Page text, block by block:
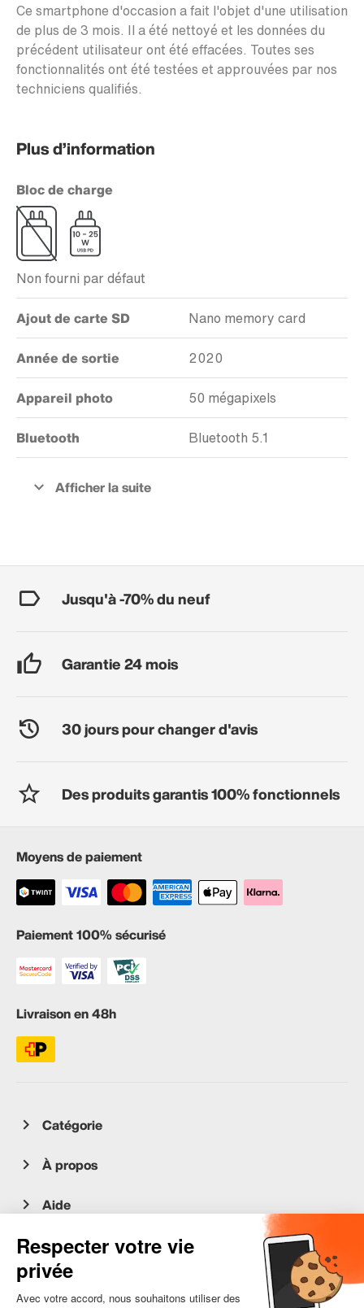
Ce smartphone d'occasion a fait l'objet d'une utilisation
de plus de 3 mois. Il a été nettoyé et les données du
précédent utilisateur ont été effacées. Toutes ses
fonctionnalités ont été testées et approuvées par nos
techniciens qualifiés.
Plus d’information
Bloc de charge
Non fourni par défaut
Ajout de carte SD Nano memory card
Année de sortie 2020
Appareil photo 50 mégapixels
Bluetooth Bluetooth 5.1
Jusqu'à -70% du neuf
Garantie 24 mois
30 jours pour changer d'avis
Des produits garantis 100% fonctionnels
Moyens de paiement
Paiement 100% sécurisé
Livraison en 48h
Catégorie
À propos
Aide
Service client
occasion.migros.mobile@recommerce.com